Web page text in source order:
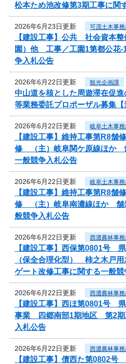
松本ため池改修第3期工事に関
2026年6月23日更新 可茂土木事
【建設工事】公共 社会資本
園）他 工事／工園1第都公花-
争入札公告
2026年6月22日更新 観光企画課
中山道を核とした周遊滞在促
等業務委託プロポーザル募集【
2026年6月22日更新 岐阜土木事
【建設工事】維持工事第R8
修 （主）岐阜関ケ原線ほか
一般競争入札公告
2026年6月22日更新 岐阜土木事
【建設工事】維持工事第R8
修 （主）岐阜南濃線ほか 舗
般競争入札公告
2026年6月22日更新 西濃農林事
【建設工事】西保第0801号
（保全合理化型） 柿之木戸
ゲート改修工事に関する一般
2026年6月22日更新 西濃農林事
【建設工事】西ほ第0801号
事業 四郷南部1期地区 第2期
入札公告
2026年6月22日更新 西濃農林事
【建設工事】債西た第0802